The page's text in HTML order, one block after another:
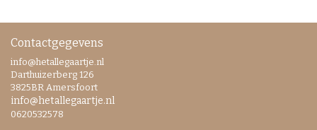
Contactgegevens
info@hetallegaartje.nl
Darthuizerberg 126
3825BR Amersfoort
info@hetallegaartje.nl
0620532578